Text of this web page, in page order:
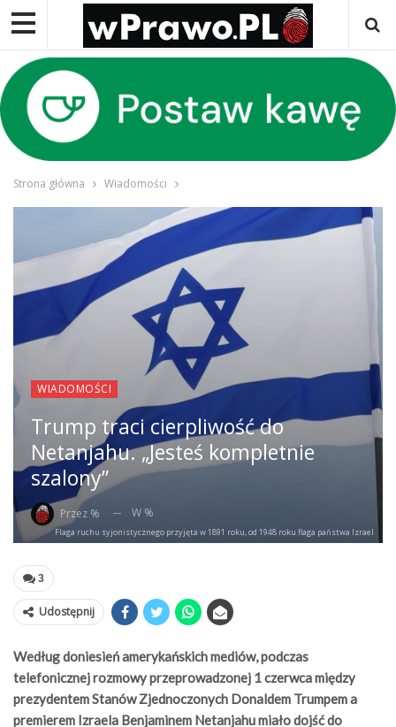
Strona główna Wiadomości
WIADOMOŚCI
Trump traci cierpliwość do
Netanjahu. „Jesteś kompletnie
szalony”
Przez % W %
Flaga ruchu syjonistycznego przyjęta w 1891 roku, od 1948 roku flaga państwa Izrael
3
Udostępnij
Według doniesień amerykańskich mediów, podczas
telefonicznej rozmowy przeprowadzonej 1 czerwca między
prezydentem Stanów Zjednoczonych Donaldem Trumpem a
premierem Izraela Benjaminem Netanjahu miało dojść do